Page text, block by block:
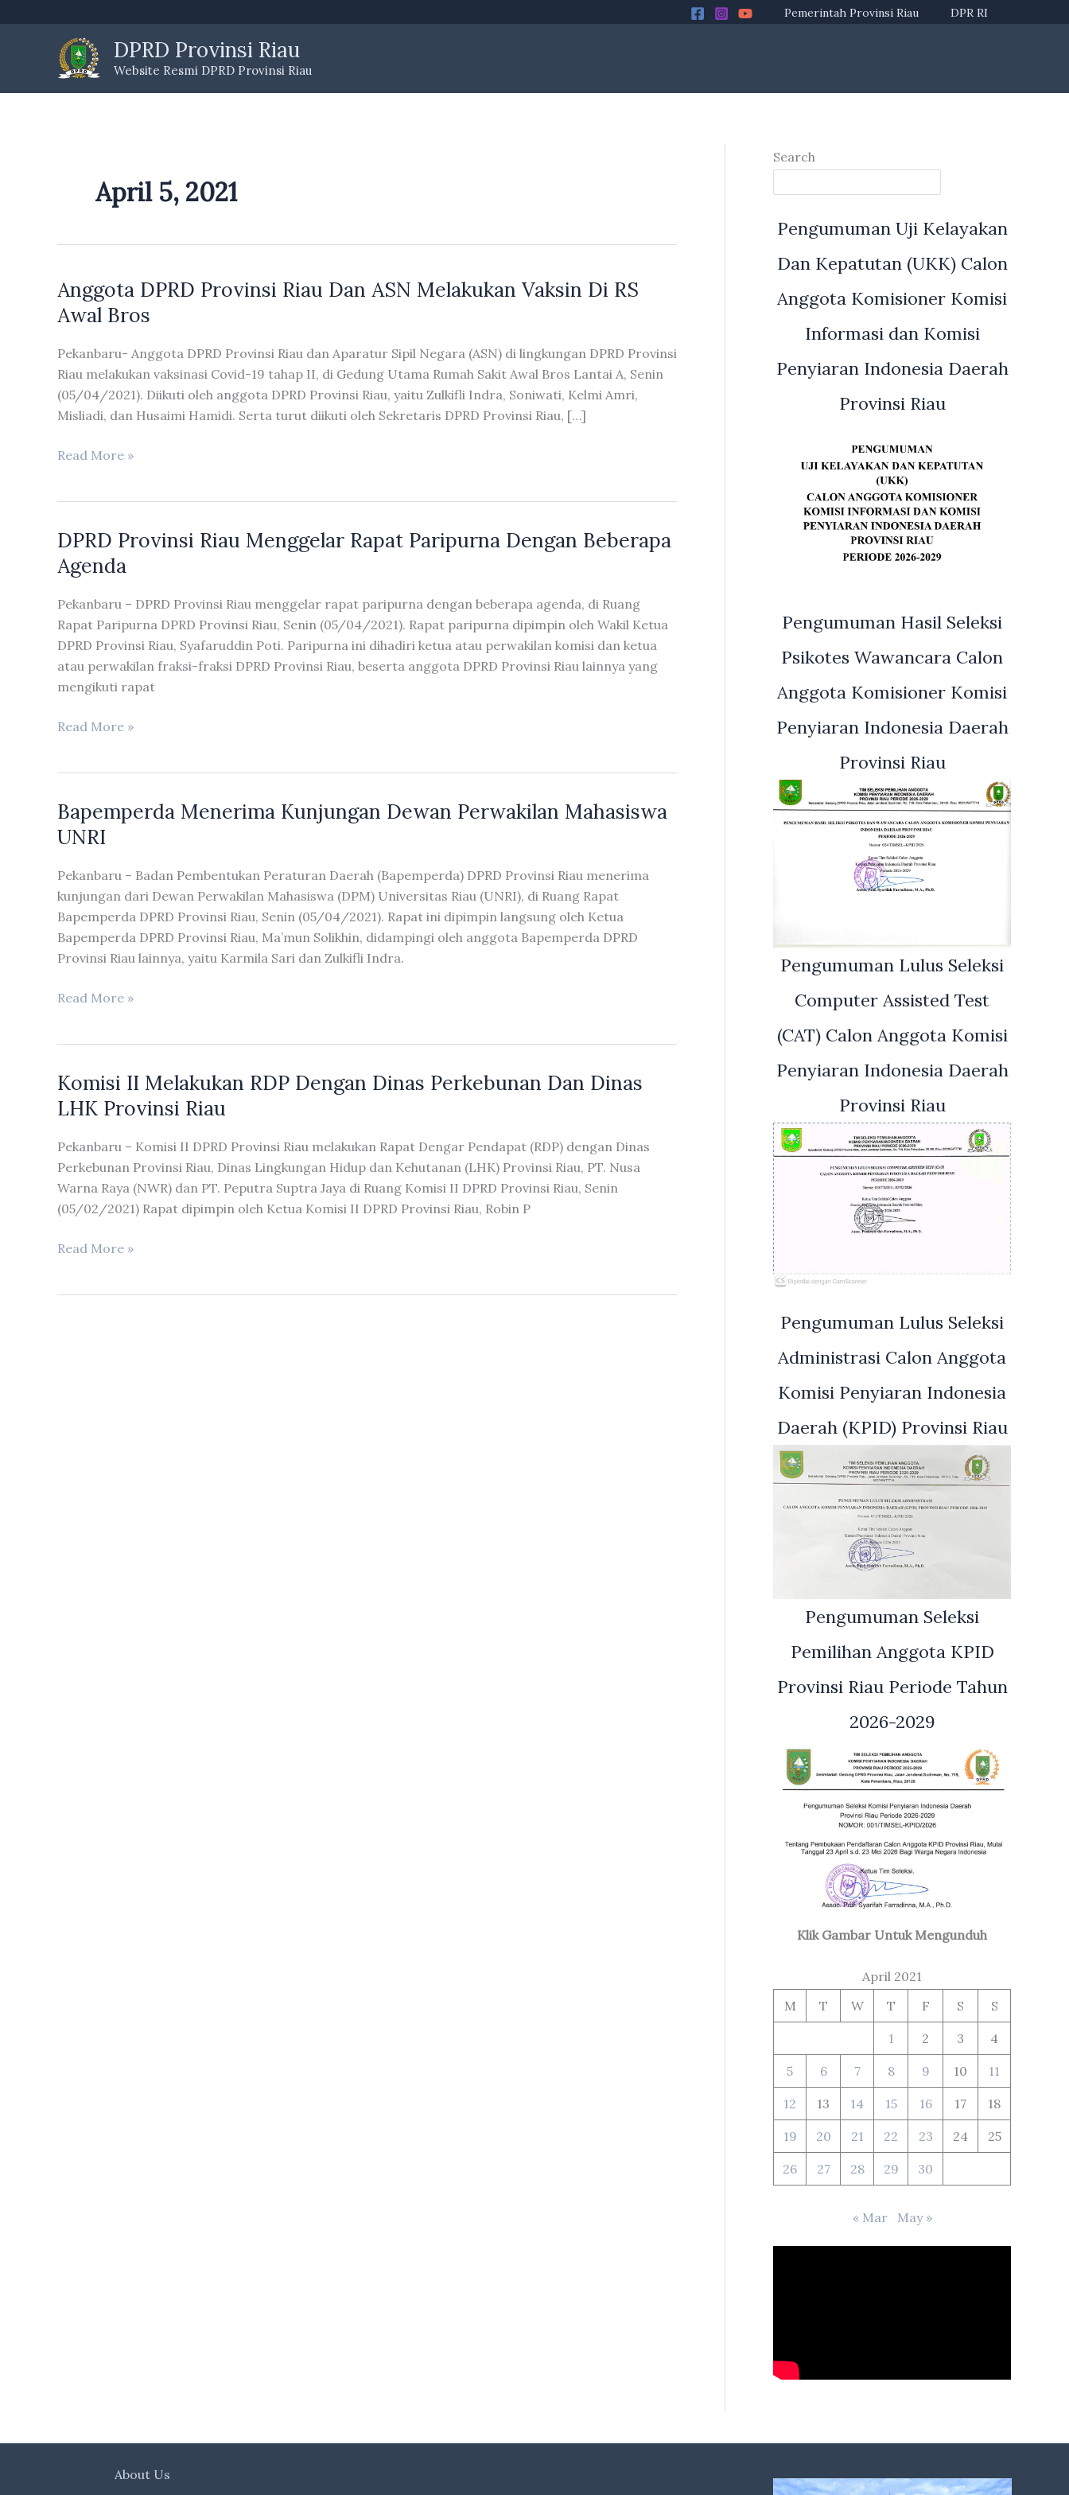
Pemerintah Provinsi Riau DPR RI
DPRD Provinsi Riau
Website Resmi DPRD Provinsi Riau
April 5, 2021
Anggota DPRD Provinsi Riau Dan ASN Melakukan Vaksin Di RS
Awal Bros
Pekanbaru- Anggota DPRD Provinsi Riau dan Aparatur Sipil Negara (ASN) di lingkungan DPRD Provinsi
Riau melakukan vaksinasi Covid-19 tahap II, di Gedung Utama Rumah Sakit Awal Bros Lantai A, Senin
(05/04/2021). Diikuti oleh anggota DPRD Provinsi Riau, yaitu Zulkifli Indra, Soniwati, Kelmi Amri,
Misliadi, dan Husaimi Hamidi. Serta turut diikuti oleh Sekretaris DPRD Provinsi Riau, […]
Anggota
Dan
ASN
Melakukan
Vaksin
Di
RS
Awal
Bros
Read More »
DPRD Provinsi Riau Menggelar Rapat Paripurna Dengan Beberapa
Agenda
Pekanbaru – DPRD Provinsi Riau menggelar rapat paripurna dengan beberapa agenda, di Ruang
Rapat Paripurna DPRD Provinsi Riau, Senin (05/04/2021). Rapat paripurna dipimpin oleh Wakil Ketua
DPRD Provinsi Riau, Syafaruddin Poti. Paripurna ini dihadiri ketua atau perwakilan komisi dan ketua
atau perwakilan fraksi-fraksi DPRD Provinsi Riau, beserta anggota DPRD Provinsi Riau lainnya yang
mengikuti rapat
DPRD
Rapat
Paripurna
Beberapa
Agenda
Read More »
Bapemperda Menerima Kunjungan Dewan Perwakilan Mahasiswa
UNRI
Pekanbaru – Badan Pembentukan Peraturan Daerah (Bapemperda) DPRD Provinsi Riau menerima
kunjungan dari Dewan Perwakilan Mahasiswa (DPM) Universitas Riau (UNRI), di Ruang Rapat
Bapemperda DPRD Provinsi Riau, Senin (05/04/2021). Rapat ini dipimpin langsung oleh Ketua
Bapemperda DPRD Provinsi Riau, Ma’mun Solikhin, didampingi oleh anggota Bapemperda DPRD
Provinsi Riau lainnya, yaitu Karmila Sari dan Zulkifli Indra.
Bapemperda
Perwakilan
Mahasiswa
Read More »
Komisi II Melakukan RDP Dengan Dinas Perkebunan Dan Dinas
LHK Provinsi Riau
Pekanbaru – Komisi II DPRD Provinsi Riau melakukan Rapat Dengar Pendapat (RDP) dengan Dinas
Perkebunan Provinsi Riau, Dinas Lingkungan Hidup dan Kehutanan (LHK) Provinsi Riau, PT. Nusa
Warna Raya (NWR) dan PT. Peputra Suptra Jaya di Ruang Komisi II DPRD Provinsi Riau, Senin
(05/02/2021) Rapat dipimpin oleh Ketua Komisi II DPRD Provinsi Riau, Robin P
Komisi
Read More »
Search
Pengumuman Uji Kelayakan
Dan Kepatutan (UKK) Calon
Anggota Komisioner Komisi
Informasi dan Komisi
Penyiaran Indonesia Daerah
Provinsi Riau
Pengumuman Hasil Seleksi
Psikotes Wawancara Calon
Anggota Komisioner Komisi
Penyiaran Indonesia Daerah
Provinsi Riau
Pengumuman Lulus Seleksi
Computer Assisted Test
(CAT) Calon Anggota Komisi
Penyiaran Indonesia Daerah
Provinsi Riau
Pengumuman Lulus Seleksi
Administrasi Calon Anggota
Komisi Penyiaran Indonesia
Daerah (KPID) Provinsi Riau
Pengumuman Seleksi
Pemilihan Anggota KPID
Provinsi Riau Periode Tahun
2026-2029
Klik Gambar Untuk Mengunduh
April 2021
M
T W T F S S
1 2 3 4
5 6 7 8 9 10 11
12 13 14 15 16 17 18
19 20 21 22 23 24 25
26 27 28 29 30
« Mar May »
About Us